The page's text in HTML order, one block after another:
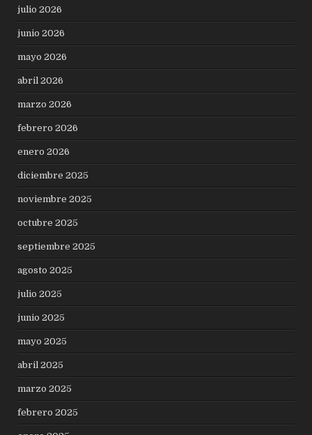
julio 2026
junio 2026
mayo 2026
abril 2026
marzo 2026
febrero 2026
enero 2026
diciembre 2025
noviembre 2025
octubre 2025
septiembre 2025
agosto 2025
julio 2025
junio 2025
mayo 2025
abril 2025
marzo 2025
febrero 2025